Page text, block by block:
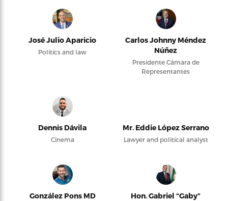
José Julio Aparicio
Politics and law
Carlos Johnny Méndez
Núñez
Presidente Cámara de
Representantes
Dennis Dávila
Cinema
Mr. Eddie López Serrano
Lawyer and political analyst
González Pons MD
Hon. Gabriel “Gaby”